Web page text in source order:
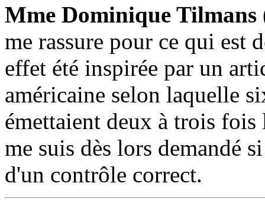
Mme Dominique Tilmans
me rassure pour ce qui est
effet été inspirée par un
américaine selon laquelle
émettaient deux à trois fois
me suis dès lors demandé
d'un contrôle correct.